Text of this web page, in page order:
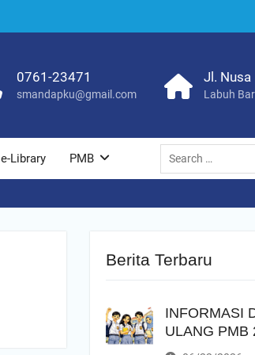
0761-23471
smandapku@gmail.com
Jl. Nusa
Labuh
e-Library PMB
Search
for:
Berita Terbaru
INFORMASI
ULANG PMB